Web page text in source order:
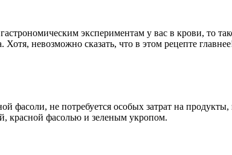
экспериментам у вас в крови, то
невозможно сказать, что в этом рецепте
фасоли, не потребуется особых затрат на
красной фасолью и зеленым укропом.